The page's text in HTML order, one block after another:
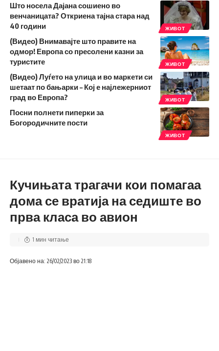
ЖИВОТ
Што носела Дајана сошиено во
венчаницата? Откриена тајна стара над
40 години
ЖИВОТ
(Видео) Внимавајте што правите на
одмор! Европа со пресолени казни за
туристите
ЖИВОТ
(Видео) Луѓето на улица и во маркети си
шетаат по бањарки – Кој е најлежерниот
град во Европа?
ЖИВОТ
Посни полнети пиперки за
Богородичните пости
Кучињата трагачи кои помагаа
дома се вратија на седиште во
прва класа во авион
Објавено на: 26/02/2023 во 21:18
1 мин читање